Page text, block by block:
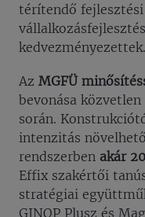
térítendő
kedvezményezettek.
Az MGFÜ
bevonása
során.
intenzitás
rendszerben akár
Effix szakértői
stratégiai
GINOP Plusz és